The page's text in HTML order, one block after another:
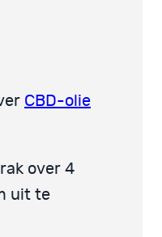
CBD-olie
over 4
uit te